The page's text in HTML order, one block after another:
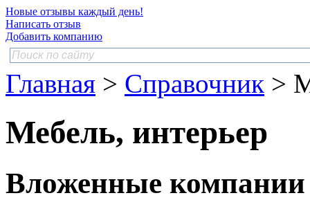
Новые отзывы каждый день!
Написать отзыв
Добавить компанию
Главная > Справочник >
Мебель, интерьер
Вложенные компании